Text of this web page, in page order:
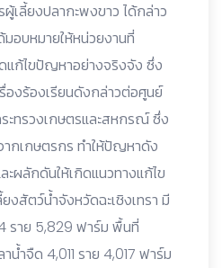
เลี้ยงปลากะพงขาว ได้กล่าว
อบหมายให้หน่วยงานที่
แก้ไขปัญหาอย่างจริงจัง ซึ่ง
องร้องเรียนดังกล่าวต่อศูนย์
ทรวงเกษตรและสหกรณ์ ซึ่ง
กเกษตรกร ทำให้ปัญหาดัง
ะผลักดันให้เกิดแนวทางแก้ไข
งสัตว์น้ำจังหวัดฉะเชิงเทรา มี
ราย 5,829 ฟาร์ม พื้นที่
ำจืด 4,011 ราย 4,017 ฟาร์ม